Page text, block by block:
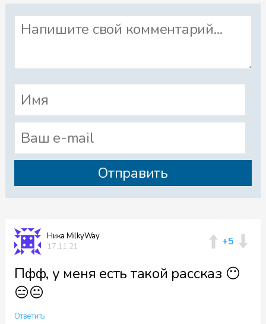
Ника MilkyWay
17.11.21
+5
Пфф, у меня есть такой рассказ 😶
😑😐
Ответить